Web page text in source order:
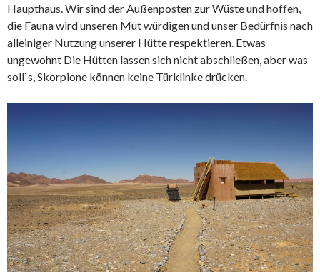
Haupthaus. Wir sind der Außenposten zur Wüste und hoffen,
die Fauna wird unseren Mut würdigen und unser Bedürfnis nach
alleiniger Nutzung unserer Hütte respektieren. Etwas
ungewohnt Die Hütten lassen sich nicht abschließen, aber was
soll`s, Skorpione können keine Türklinke drücken.